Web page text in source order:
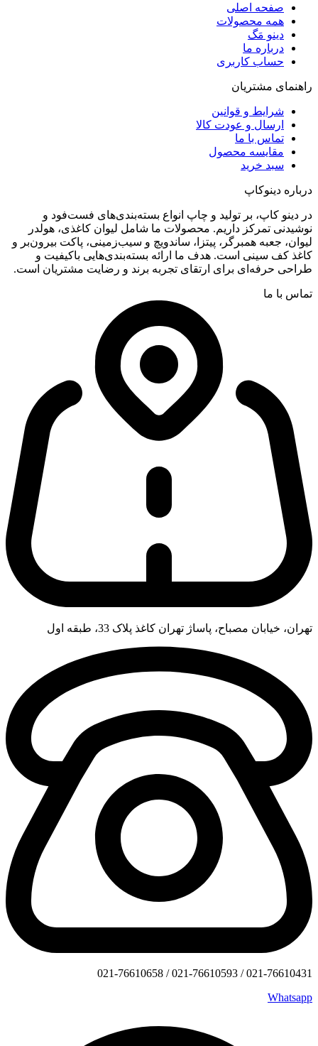
صفحه اصلی
همه محصولات
دینو مَگ
درباره ما
حساب کاربری
راهنمای مشتریان
شرایط و قوانین
ارسال و عودت کالا
تماس با ما
مقایسه محصول
سبد خرید
درباره دینوکاپ
در دینو کاپ، بر تولید و چاپ انواع بسته‌بندی‌های فست‌فود و
نوشیدنی تمرکز داریم. محصولات ما شامل لیوان کاغذی، هولدر
لیوان، جعبه همبرگر، پیتزا، ساندویچ و سیب‌زمینی، پاکت بیرون‌بر و
کاغذ کف سینی است. هدف ما ارائه بسته‌بندی‌هایی باکیفیت و
طراحی حرفه‌ای برای ارتقای تجربه برند و رضایت مشتریان است.
تماس با ما
تهران، خیابان مصباح، پاساژ تهران کاغذ پلاک 33، طبقه اول
021-76610431 / 021-76610593 / 021-76610658
Whatsapp